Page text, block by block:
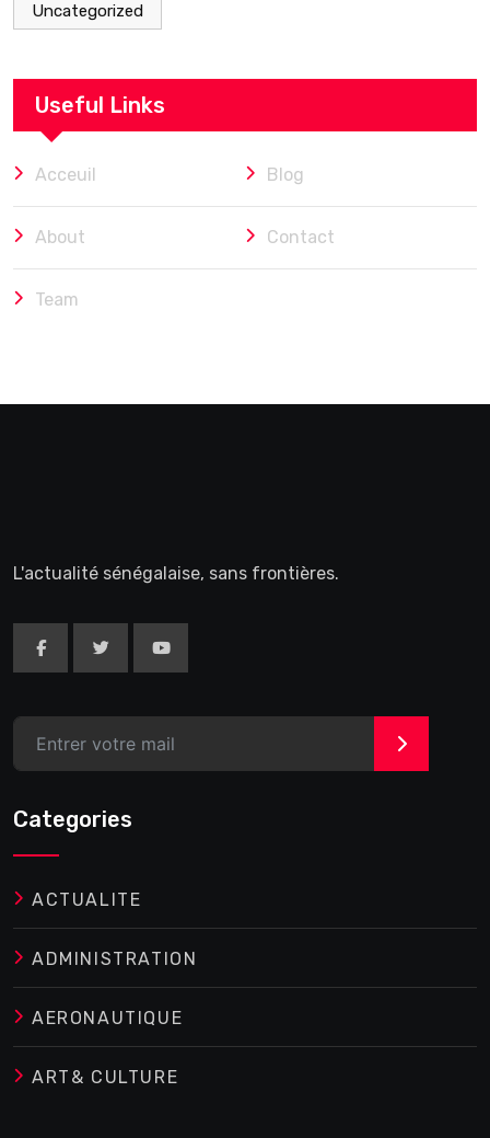
Uncategorized
Useful Links
Acceuil Blog
About Contact
Team
L'actualité sénégalaise, sans frontières.
>
Categories
ACTUALITE
ADMINISTRATION
AERONAUTIQUE
ART& CULTURE